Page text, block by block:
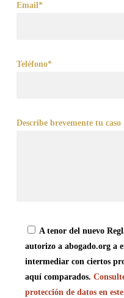
Email*
Teléfono*
Describe brevemente tu caso
A tenor del nuevo
autorizo a abogado.org a
intermediar con ciertos
aquí comparados.
protección de datos en